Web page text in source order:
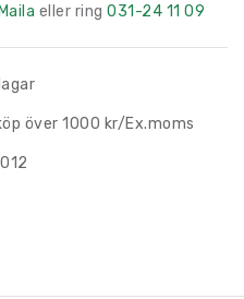
Maila eller ring 031-24 11 09
över 1000 kr/Ex.moms